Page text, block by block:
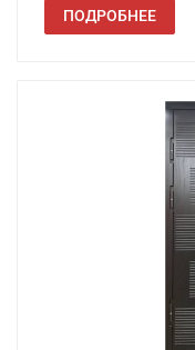
ПОДРОБНЕЕ